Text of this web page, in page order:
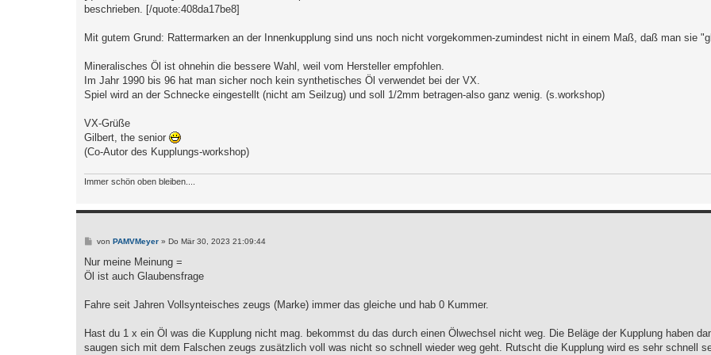
beschrieben. [/quote:408da17be8]
Mit gutem Grund: Rattermarken an der Innenkupplung sind uns noch nicht vorgekommen-zumindest nicht in einem Maß, daß man sie
Mineralisches Öl ist ohnehin die bessere Wahl, weil vom Hersteller empfohlen.
Im Jahr 1990 bis 96 hat man sicher noch kein synthetisches Öl verwendet bei der VX.
Spiel wird an der Schnecke eingestellt (nicht am Seilzug) und soll 1/2mm betragen-also ganz wenig. (s.workshop)
VX-Grüße
Gilbert, the senior
(Co-Autor des Kupplungs-workshop)
Immer schön oben bleiben....
B
r
von PAMVMeyer» Do Mär 30, 2023 21:09:44
Nur meine Meinung =
Öl ist auch Glaubensfrage
Fahre seit Jahren Vollsynteisches zeugs (Marke) immer das gleiche und hab 0 Kummer.
Hast du 1 x ein Öl was die Kupplung nicht mag. bekommst du das durch einen Ölwechsel nicht weg. Die Beläge der Kupplung haben
saugen sich mit dem Falschen zeugs zusätzlich voll was nicht so schnell wieder weg geht. Rutscht die Kupplung wird es sehr schnell